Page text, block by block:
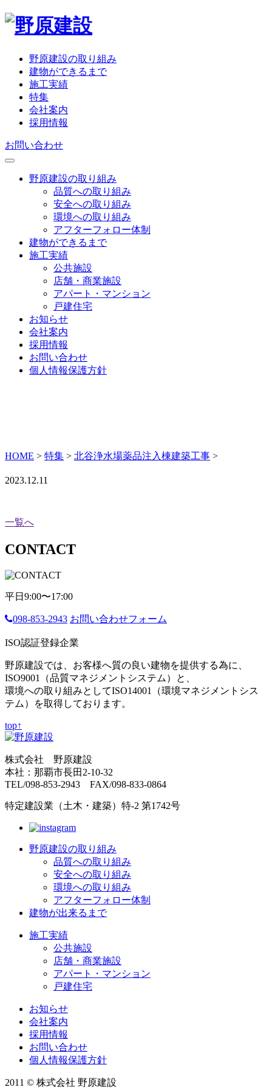
野原建設の取り組み
建物ができるまで
施工実績
特集
会社案内
採用情報
お問い合わせ
野原建設の取り組み
品質への取り組み
安全への取り組み
環境への取り組み
アフターフォロー体制
建物ができるまで
施工実績
公共施設
店舗・商業施設
アパート・マンション
戸建住宅
お知らせ
会社案内
採用情報
お問い合わせ
個人情報保護方針
HOME > 特集 > 北谷浄水場薬品注入棟建築工事 >
2023.12.11
一覧へ
CONTACT
平日9:00〜17:00
098-853-2943 お問い合わせフォーム
ISO認証登録企業
野原建設では、お客様へ質の良い建物を提供する為に、
ISO9001（品質マネジメントシステム）と、
環境への取り組みとしてISO14001（環境マネジメントシス
テム）を取得しております。
top↑
株式会社 野原建設
本社：那覇市長田2-10-32
TEL/098-853-2943 FAX/098-833-0864
特定建設業（土木・建築）特-2 第1742号
野原建設の取り組み
品質への取り組み
安全への取り組み
環境への取り組み
アフターフォロー体制
建物が出来るまで
施工実績
公共施設
店舗・商業施設
アパート・マンション
戸建住宅
お知らせ
会社案内
採用情報
お問い合わせ
個人情報保護方針
2011 © 株式会社 野原建設